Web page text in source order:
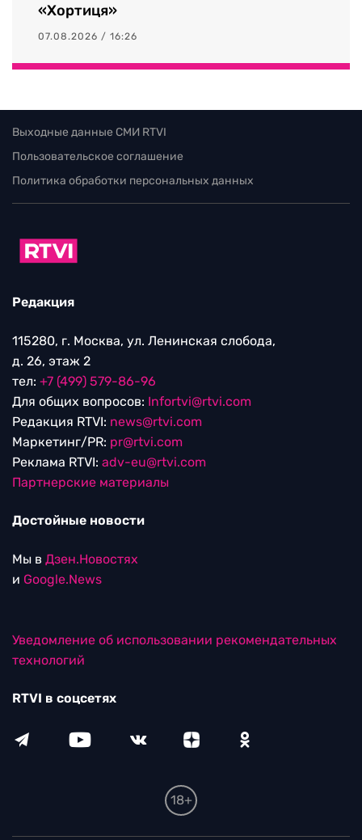
«Хортиця»
07.08.2026 / 16:26
Выходные данные СМИ RTVI
Пользовательское соглашение
Политика обработки персональных данных
Редакция
115280, г. Москва, ул. Ленинская слобода,
д. 26, этаж 2
тел: +7 (499) 579-86-96
Для общих вопросов: Infortvi@rtvi.com
Редакция RTVI: news@rtvi.com
Маркетинг/PR: pr@rtvi.com
Реклама RTVI: adv-eu@rtvi.com
Партнерские материалы
Достойные новости
Мы в Дзен.Новостях
и Google.News
Уведомление об использовании рекомендательных
технологий
RTVI в соцсетях
18+